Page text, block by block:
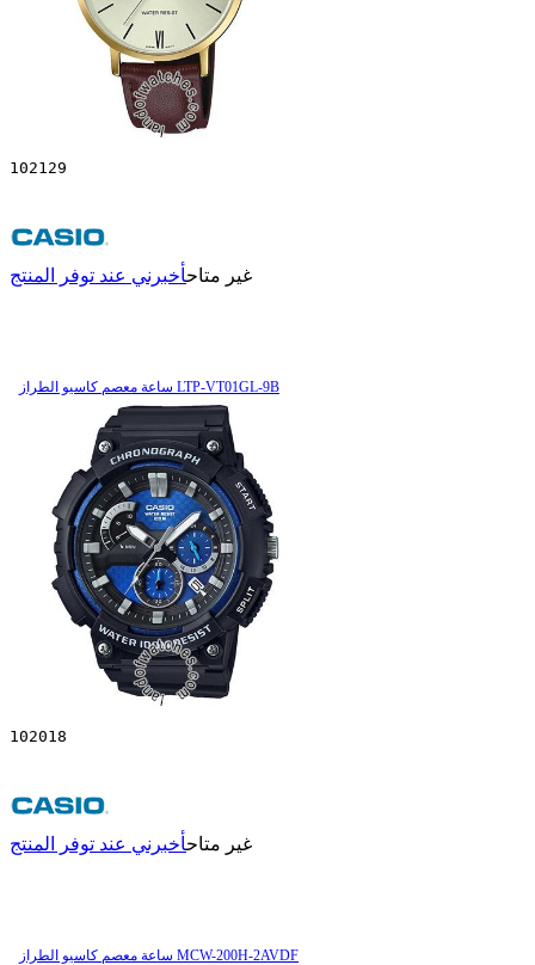
102129
غير متاحأخبرني عند توفر المنتج
ساعة معصم کاسیو الطراز LTP-VT01GL-9B
102018
غير متاحأخبرني عند توفر المنتج
ساعة معصم کاسیو الطراز MCW-200H-2AVDF